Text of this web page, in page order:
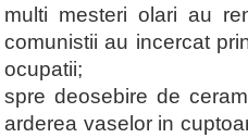
multi mesteri olari au
comunistii au incercat
ocupatii;
spre deosebire de
arderea vaselor in